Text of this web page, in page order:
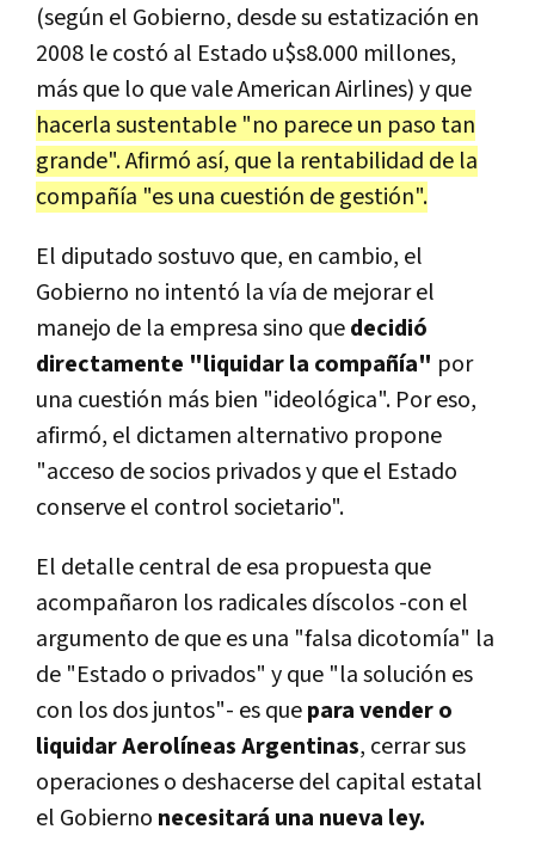
(según el Gobierno, desde su estatización en
2008 le costó al Estado u$s8.000 millones,
más que lo que vale American Airlines) y que
hacerla sustentable "no parece un paso tan
grande". Afirmó así, que la rentabilidad de la
compañía "es una cuestión de gestión".
El diputado sostuvo que, en cambio, el
Gobierno no intentó la vía de mejorar el
manejo de la empresa sino quedecidió
directamente "liquidar la compañía" por
una cuestión más bien "ideológica". Por eso,
afirmó, el dictamen alternativo propone
"acceso de socios privados y que el Estado
conserve el control societario".
El detalle central de esa propuesta que
acompañaron los radicales díscolos -con el
argumento de que es una "falsa dicotomía" la
de "Estado o privados" y que "la solución es
con los dos juntos"- es quepara vender o
liquidar Aerolíneas Argentinas, cerrar sus
operaciones o deshacerse del capital estatal
el Gobierno necesitará una nueva ley.